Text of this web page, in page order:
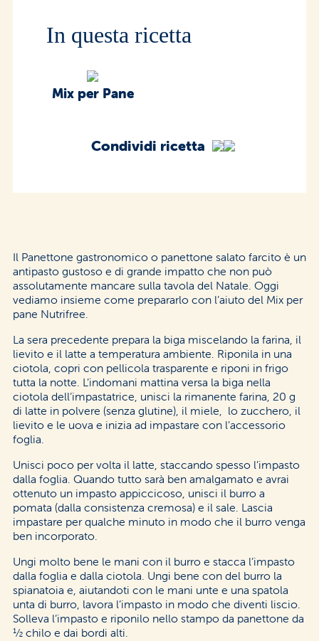
In questa ricetta
Mix per Pane
Condividi ricetta
Il Panettone gastronomico o panettone salato farcito è un
antipasto gustoso e di grande impatto che non può
assolutamente mancare sulla tavola del Natale. Oggi
vediamo insieme come prepararlo con l’aiuto del Mix per
pane Nutrifree.
La sera precedente prepara la biga miscelando la farina, il
lievito e il latte a temperatura ambiente. Riponila in una
ciotola, copri con pellicola trasparente e riponi in frigo
tutta la notte. L’indomani mattina versa la biga nella
ciotola dell’impastatrice, unisci la rimanente farina, 20 g
di latte in polvere (senza glutine), il miele, lo zucchero, il
lievito e le uova e inizia ad impastare con l’accessorio
foglia.
Unisci poco per volta il latte, staccando spesso l’impasto
dalla foglia. Quando tutto sarà ben amalgamato e avrai
ottenuto un impasto appiccicoso, unisci il burro a
pomata (dalla consistenza cremosa) e il sale. Lascia
impastare per qualche minuto in modo che il burro venga
ben incorporato.
Ungi molto bene le mani con il burro e stacca l’impasto
dalla foglia e dalla ciotola. Ungi bene con del burro la
spianatoia e, aiutandoti con le mani unte e una spatola
unta di burro, lavora l’impasto in modo che diventi liscio.
Solleva l’impasto e riponilo nello stampo da panettone da
½ chilo e dai bordi alti.